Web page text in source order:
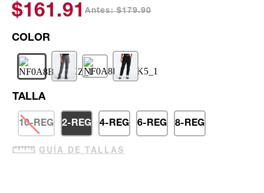
$161.91 Antes: $179.90
TALLA
10-REG 2-REG 4-REG 6-REG 8-REG
GUÍA DE TALLAS